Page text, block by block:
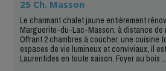
25 Ch. Masson
Le charmant chalet jaune entièrement
Marguerite-du-Lac-Masson, à distance de
Offrant 2 chambres à coucher, une cuisine
espaces de vie lumineux et conviviaux, il
Laurentides en toute saison. Foyer au bois ...